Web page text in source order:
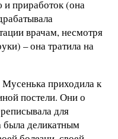
приработок (она
врачам, несмотря
– она тратила на
приходила к
постели. Они о
для
деликатным